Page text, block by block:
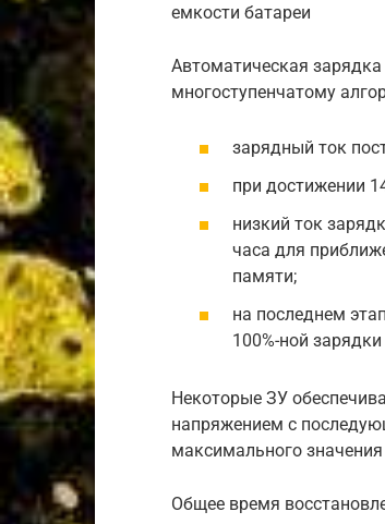
емкости батареи
Автоматическая
многоступенчатому
зарядный ток
при достижении
низкий ток
часа для
памяти;
на последнем
100%-ной
Некоторые ЗУ
напряжением с
максимального
Общее время